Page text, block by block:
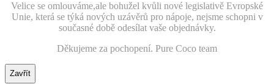
Velice se omlouváme,ale bohužel kvůli nové legislativě Evropské
Unie, která se týká nových uzávěrů pro nápoje, nejsme schopni v
současné době odesílat vaše objednávky.
Děkujeme za pochopení. Pure Coco team
Zavřít